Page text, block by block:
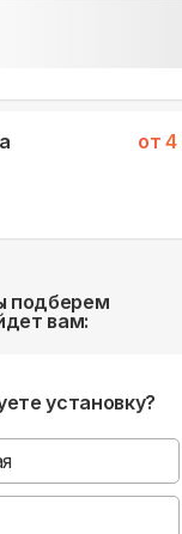
от4
подберем
вам:
установку?